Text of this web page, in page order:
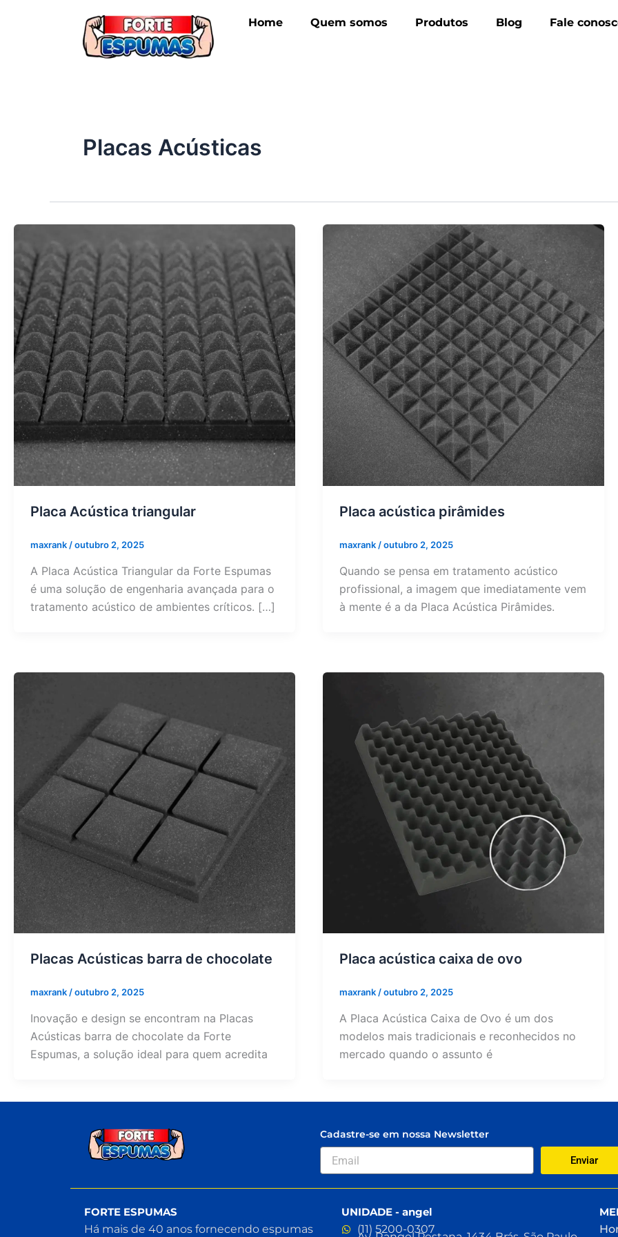
Home Quem somos Produtos Blog Fale
Placas Acústicas
Placa Acústica triangular
maxrank /outubro 2, 2025
A Placa Acústica Triangular da Forte Espumas
é uma solução de engenharia avançada para o
tratamento acústico de ambientes críticos. […]
Placa acústica pirâmides
maxrank /outubro 2, 2025
Quando se pensa em tratamento acústico
profissional, a imagem que imediatamente vem
à mente é a da Placa Acústica Pirâmides.
Placas Acústicas barra de chocolate
maxrank/outubro 2, 2025
Inovação e design se encontram na Placas
Acústicas barra de chocolate da Forte
Espumas, a solução ideal para quem acredita
Placa acústica caixa de ovo
maxrank/outubro 2, 2025
A Placa Acústica Caixa de Ovo é um dos
modelos mais tradicionais e reconhecidos no
mercado quando o assunto é
Cadastre-se em nossa Newsletter
Enviar
FORTE ESPUMAS
Há mais de 40 anos fornecendo espumas
UNIDADE - angel
(11) 5200-0307